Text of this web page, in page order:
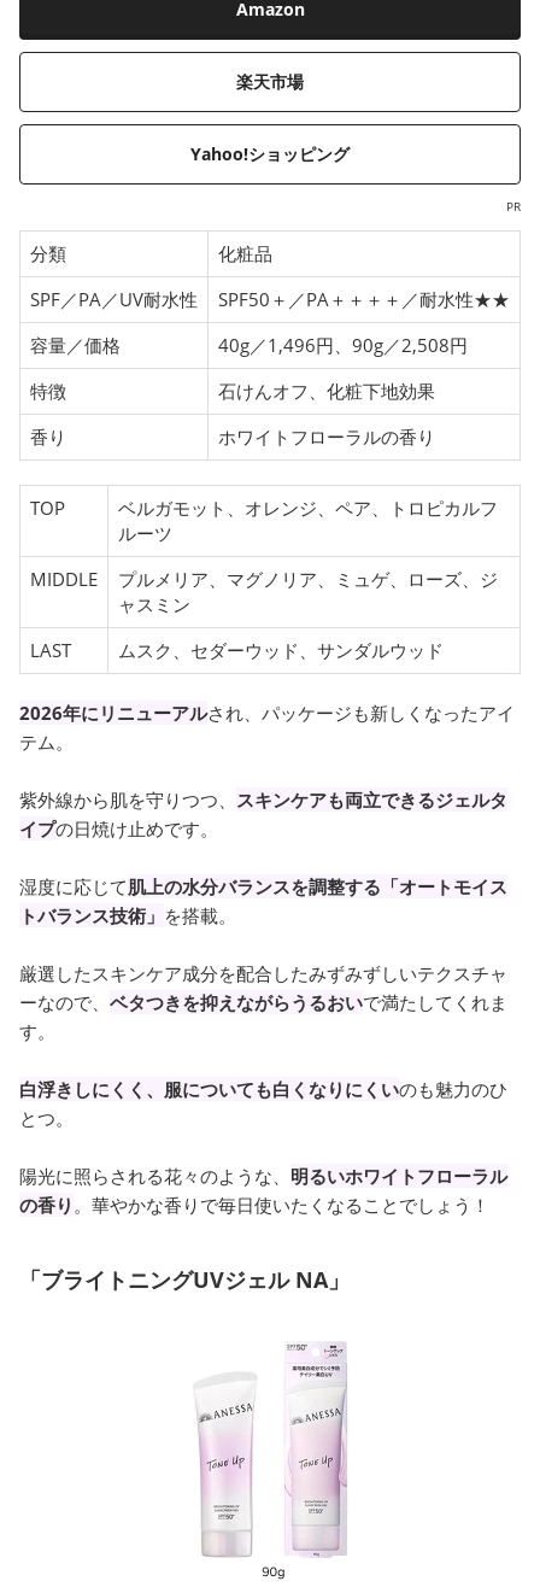
Amazon
楽天市場
Yahoo!ショッピング
PR
分類
化粧品
SPF／PA／UV耐水性
SPF50＋／PA＋＋＋＋／耐水性★★
容量／価格
40g／1,496円、90g／2,508円
特徴
石けんオフ、化粧下地効果
香り
ホワイトフローラルの香り
TOP
ベルガモット、オレンジ、ペア、トロピカルフ
ルーツ
MIDDLE
プルメリア、マグノリア、ミュゲ、ローズ、ジ
ャスミン
LAST
ムスク、セダーウッド、サンダルウッド
2026年にリニューアルされ、パッケージも新しくなったアイ
テム。
紫外線から肌を守りつつ、 スキンケアも両立できるジェルタ
イプの日焼け止めです。
湿度に応じて肌上の水分バランスを調整する「オートモイス
トバランス技術」 を搭載。
厳選したスキンケア成分を配合したみずみずしいテクスチャ
ーなので、 ベタつきを抑えながらうるおいで満たしてくれま
す。
白浮きしにくく、服についても白くなりにくいのも魅力のひ
とつ。
陽光に照らされる花々のような、 明るいホワイトフローラル
の香り 。華やかな香りで毎日使いたくなることでしょう！
「ブライトニングUVジェル NA」